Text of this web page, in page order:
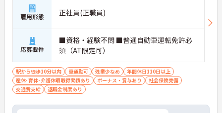
雇用形態 正社員(正職員)
応募要件
■資格・経験不問 ■普通自動車運転免許必
須（AT限定可）
駅から徒歩10分以内 車通勤可 残業少なめ
年間休日110日以上
産休･育休･介護休暇取得実績あり
ボーナス・賞与あり
社会保険完備
交通費支給
退職金制度あり